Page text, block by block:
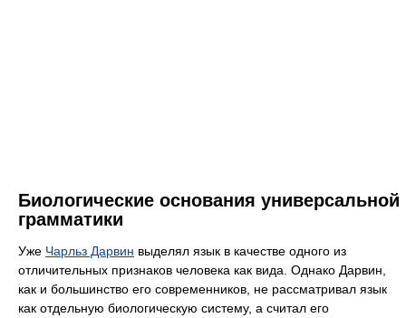
Биологические основания универсальной
грамматики
Уже Чарльз Дарвин выделял язык в качестве одного из
отличительных признаков человека как вида. Однако Дарвин,
как и большинство его современников, не рассматривал язык
как отдельную биологическую систему, а считал его